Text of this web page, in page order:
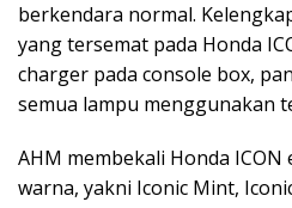
berkendara normal.
yang tersemat pada Honda
charger pada console box,
semua lampu menggunakan
AHM membekali Honda ICON
warna, yakni Iconic Mint,